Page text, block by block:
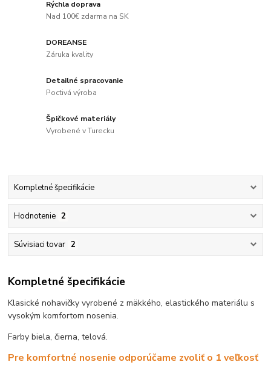
Rýchla doprava
Nad 100€ zdarma na SK
DOREANSE
Záruka kvality
Detailné spracovanie
Poctivá výroba
Špičkové materiály
Vyrobené v Turecku
Kompletné špecifikácie
Hodnotenie 2
Súvisiaci tovar 2
Kompletné špecifikácie
Klasické nohavičky vyrobené z mäkkého, elastického materiálu s
vysokým komfortom nosenia.
Farby biela, čierna, telová.
Pre komfortné nosenie odporúčame zvoliť o 1 veľkosť